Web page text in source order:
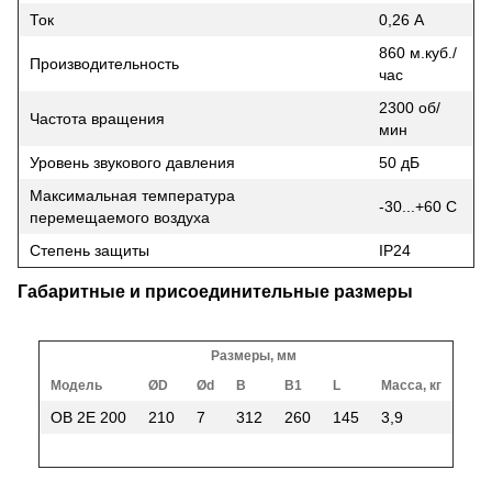
Ток 0,26 А
Производительность
860 м.куб./
час
Частота вращения
2300 об/
мин
Уровень звукового давления
50 дБ
Максимальная температура
перемещаемого воздуха
-30...+60 С
Степень защиты IP24
Габаритные и присоединительные размеры
Размеры, мм
Модель
ØD Ød B B1 L Масса, кг
ОВ 2Е 200 210 7 312 260 145 3,9